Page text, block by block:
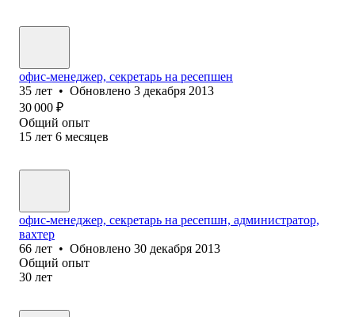
офис-менеджер, секретарь на ресепшен
35 лет • Обновлено 3 декабря 2013
30 000 ₽
Общий опыт
15 лет 6 месяцев
офис-менеджер, секретарь на ресепшн, администратор,
вахтер
66 лет • Обновлено 30 декабря 2013
Общий опыт
30 лет